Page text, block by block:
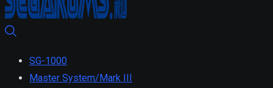
SG-1000
Master System/Mark III